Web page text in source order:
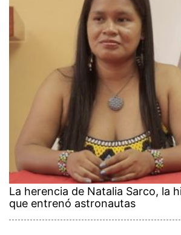
La herencia de Natalia Sarco, la
que entrenó astronautas